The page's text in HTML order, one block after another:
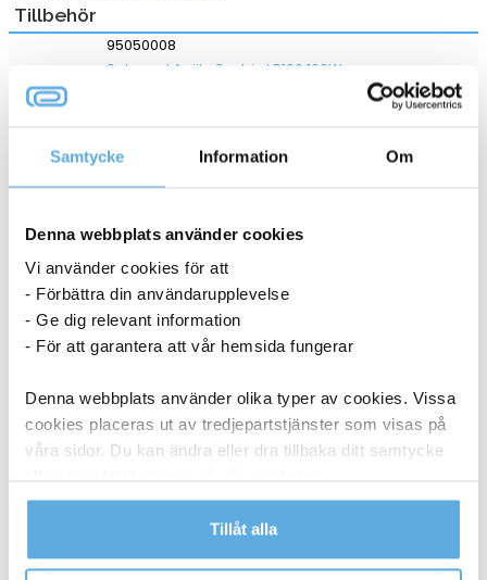
Samtycke Information Om
Denna webbplats använder cookies
Vi använder cookies för att
- Förbättra din användarupplevelse
- Ge dig relevant information
- För att garantera att vår hemsida fungerar
Denna webbplats använder olika typer av cookies. Vissa
cookies placeras ut av tredjepartstjänster som visas på
våra sidor. Du kan ändra eller dra tillbaka ditt samtycke
Läs mer i vår integritetspolicy om vilka vi är, hur du
kontaktar oss och på vilket sätt vi behandlar
Tillåt alla
Tillbehör
95050008
Solpanel Aqiila Sunbird P100 100W
4 923,75kr
Solpanel Aqiila Sunbird P200 200W
8 248,75kr
9-11 dagar
ANDRA KÖPTE OCKSÅ